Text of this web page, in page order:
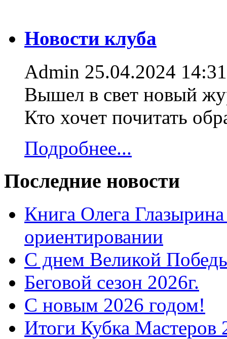
Новости клуба
Admin 25.04.2024 14:31
Вышел в свет новый
Кто хочет почитать
Подробнее...
Последние новости
Книга Олега
ориентировании
С днем Великой
Беговой сезон 2026г.
С новым 2026 годом!
Итоги Кубка Мастеров